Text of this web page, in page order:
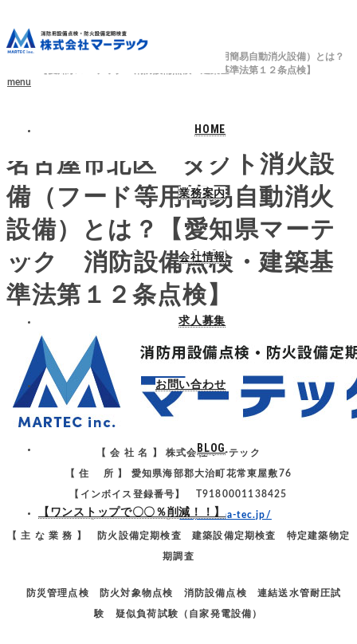
menu
HOME
業務案内
会社情報
求人募集
お問い合わせ
BLOG
【ワンストップで〇〇％削減！！】
ブログ
消防設備点検
名古屋市北区 ダクト消火設備（フード等用簡易自動消火設備）とは？
【愛知県マーテック 消防設備点検・建築基準法第１２条点検】
名古屋市北区 ダクト消火設
備（フード等用簡易自動消火
設備）とは？【愛知県マーテ
ック 消防設備点検・建築基
準法第１２条点検】
【 会 社 名 】 株式会社マーテック
【 住 所 】 愛知県海部郡大治町花常東屋敷76
【インボイス登録番号】 T9180001138425
【 ＨＰ ＵＲＬ 】https://ma-tec.jp/
【 主 な 業 務 】 防火設備定期検査 建築設備定期検査 特定建築物定
期調査
防災管理点検 防火対象物点検 消防設備点検 連結送水管耐圧試
験 疑似負荷試験（自家発電設備）